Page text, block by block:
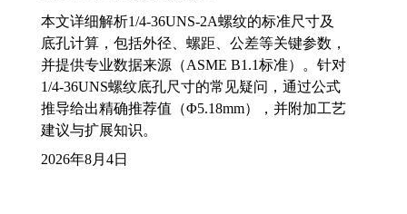
本文详细解析1/4-36UNS-2A螺纹的标准尺寸及
底孔计算，包括外径、螺距、公差等关键参数，
并提供专业数据来源（ASME B1.1标准）。针对
1/4-36UNS螺纹底孔尺寸的常见疑问，通过公式
推导给出精确推荐值（Φ5.18mm），并附加工艺
建议与扩展知识。
2026年8月4日